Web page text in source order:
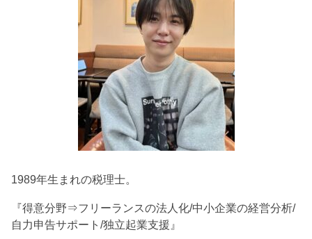
1989年生まれの税理士。
『得意分野⇒フリーランスの法人化/中小企業の経営分析/
自力申告サポート/独立起業支援』